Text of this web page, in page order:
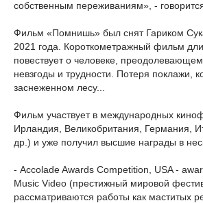
собственным переживаниям», -
Фильм «Помнишь» был снят Гариком
2021 года. Короткометражный фильм
повествует о человеке,
невзгоды и трудности. Потеря поклажи,
заснеженном лесу...
Фильм участвует в международных
Ирландия, Великобритания, Германия,
др.) и уже получил высшие награды в
- Accolade Awards Competition, USA -
Music Video (престижный мировой
рассматриваются работы как маститых